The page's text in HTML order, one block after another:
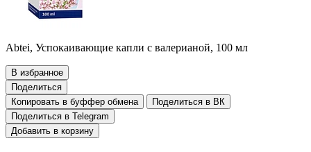
Abtei, Успокаивающие капли с валерианой, 100 мл
В избранное
Поделиться
Копировать в буффер обмена
Поделиться в ВК
Поделиться в Telegram
Добавить в корзину